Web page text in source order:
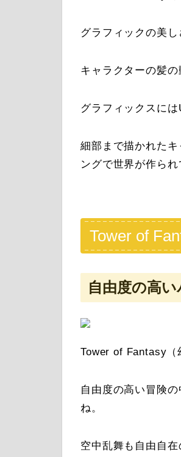
グラフィックの美
キャラクターの髪の
グラフィックスに
細部まで描かれた
ングで世界が作られ
Tower of
自由度の高
Tower of Fantasy（
自由度の高い冒険
ね。
空中乱舞も自由自